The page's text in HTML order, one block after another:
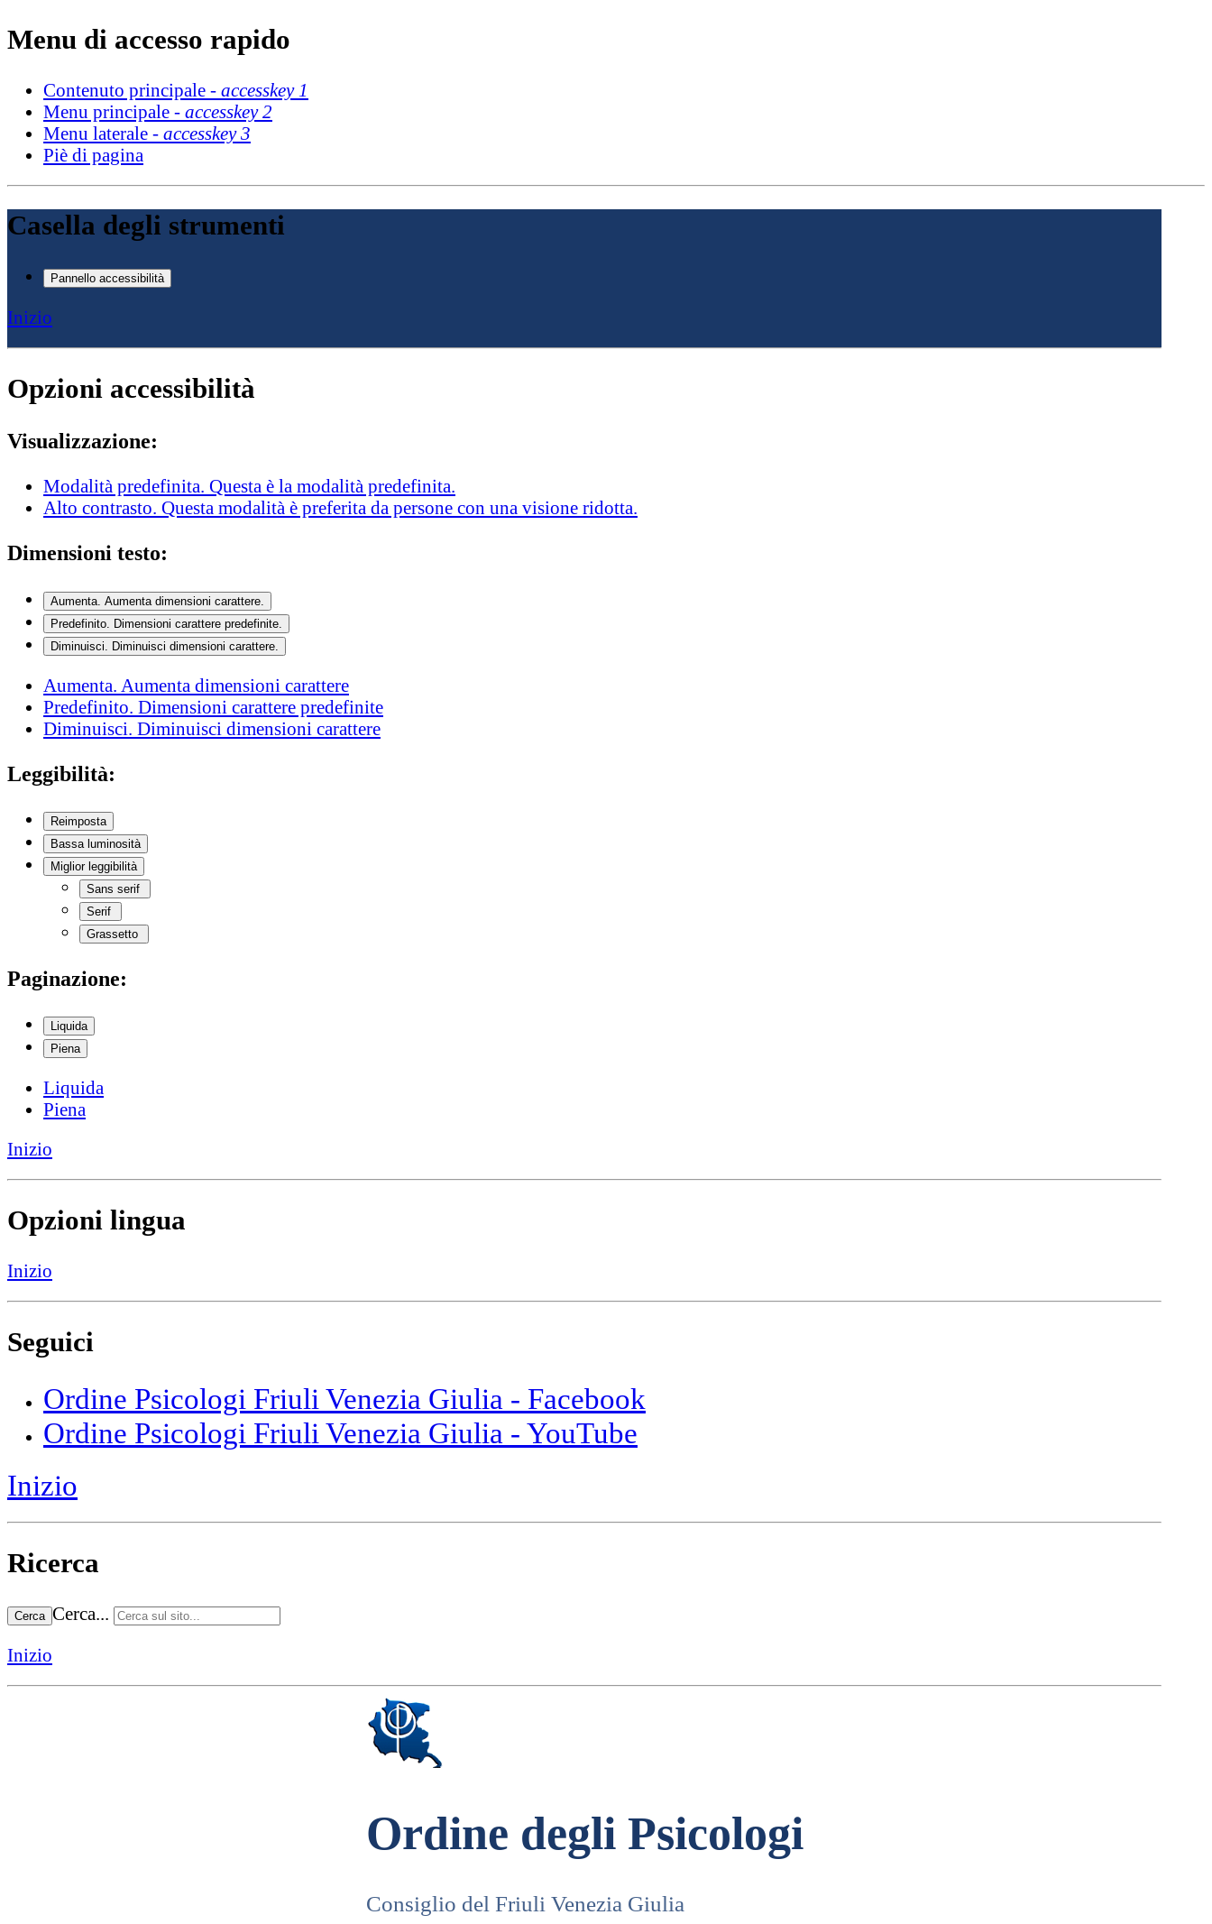
Menu di accesso rapido
Contenuto principale - accesskey 1
Menu principale - accesskey 2
Menu laterale - accesskey 3
Piè di pagina
Casella degli strumenti
Pannello accessibilità
Inizio
Opzioni accessibilità
Visualizzazione:
Modalità predefinita. Questa è la modalità predefinita.
Alto contrasto. Questa modalità è preferita da persone con una visione ridotta.
Dimensioni testo:
Aumenta . Aumenta dimensioni carattere.
Predefinito . Dimensioni carattere predefinite.
Diminuisci . Diminuisci dimensioni carattere.
Aumenta . Aumenta dimensioni carattere
Predefinito . Dimensioni carattere predefinite
Diminuisci . Diminuisci dimensioni carattere
Leggibilità:
Reimposta
Bassa luminosità
Miglior leggibilità
Sans serif
Serif
Grassetto
Paginazione:
Liquida
Piena
Liquida
Piena
Inizio
Opzioni lingua
Inizio
Seguici
Ordine Psicologi Friuli Venezia Giulia - Facebook
Ordine Psicologi Friuli Venezia Giulia - YouTube
Inizio
Ricerca
Cerca Cerca...
Inizio
Ordine degli Psicologi
Consiglio del Friuli Venezia Giulia